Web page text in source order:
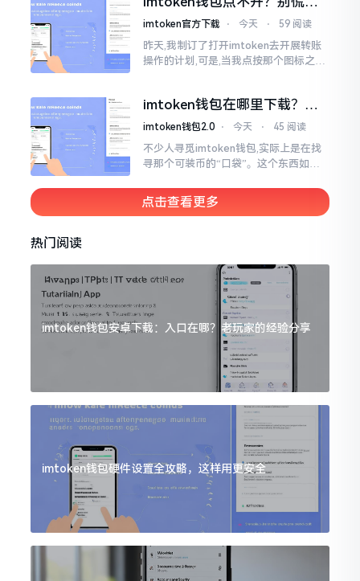
试试这几招
imtoken官方下载 ⋅ 今天 ⋅ 59 阅读
昨天,我制订了打开imtoken去开展转账
操作的计划,可是,当我点按那个图标之后,
imtoken钱包在哪里下载？老
手教你几招避坑
imtoken钱包2.0 ⋅ 今天 ⋅ 45 阅读
不少人寻觅imtoken钱包,实际上是在找
寻那个可装币的“口袋”。这个东西如今
坊、比特币以及各类链上的代币予以支
持。
点击查看更多
热门阅读
imtoken钱包安卓下载：入口在哪？老玩家的经验分享
imtoken钱包硬件设置全攻略，这样用更安全